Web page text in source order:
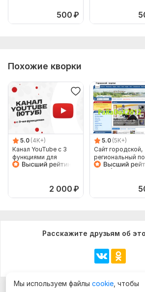
500 ₽
Похожие кворки
5.0 (4K+)
Канал YouTube с 3
функциями для
монетизации, для
2 000 ₽
5.0 (5K+)
Сайт городской,
региональный
+ бонус
Расскажите друзьям об
Мы используем файлы cookie , чтобы